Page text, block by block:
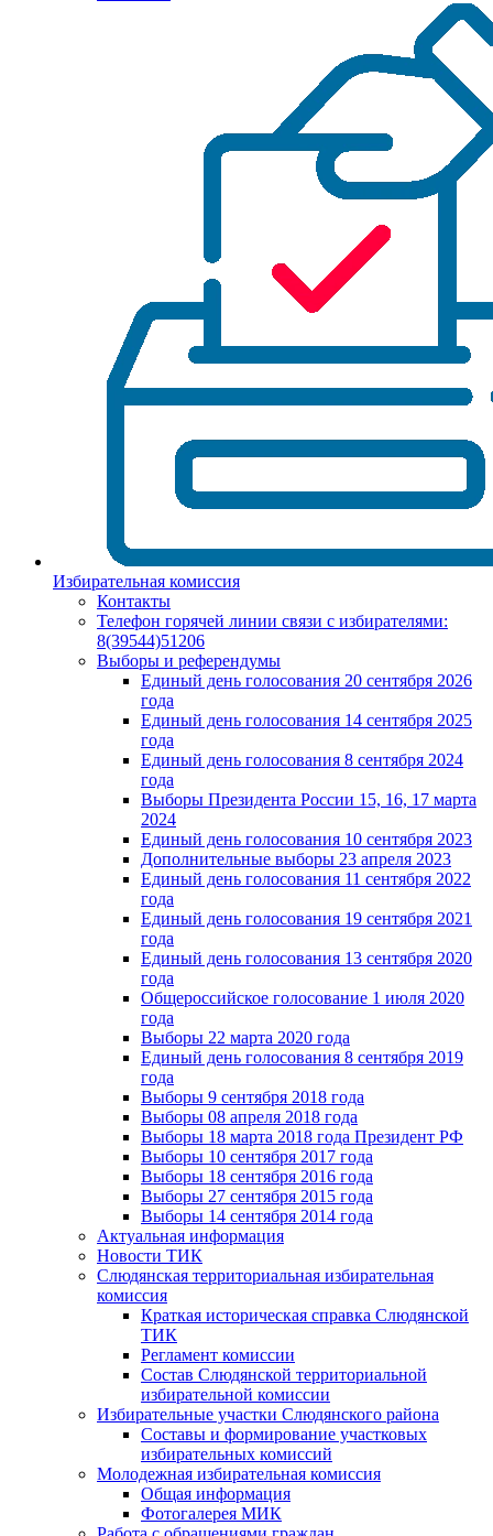
Избирательная комиссия
Контакты
Телефон горячей линии связи с избирателями:
8(39544)51206
Выборы и референдумы
Единый день голосования 20 сентября 2026
года
Единый день голосования 14 сентября 2025
года
Единый день голосования 8 сентября 2024
года
Выборы Президента России 15, 16, 17 марта
2024
Единый день голосования 10 сентября 2023
Дополнительные выборы 23 апреля 2023
Единый день голосования 11 сентября 2022
года
Единый день голосования 19 сентября 2021
года
Единый день голосования 13 сентября 2020
года
Общероссийское голосование 1 июля 2020
года
Выборы 22 марта 2020 года
Единый день голосования 8 сентября 2019
года
Выборы 9 сентября 2018 года
Выборы 08 апреля 2018 года
Выборы 18 марта 2018 года Президент РФ
Выборы 10 сентября 2017 года
Выборы 18 сентября 2016 года
Выборы 27 сентября 2015 года
Выборы 14 сентября 2014 года
Актуальная информация
Новости ТИК
Слюдянская территориальная избирательная
комиссия
Краткая историческая справка Слюдянской
ТИК
Регламент комиссии
Состав Слюдянской территориальной
избирательной комиссии
Избирательные участки Слюдянского района
Составы и формирование участковых
избирательных комиссий
Молодежная избирательная комиссия
Общая информация
Фотогалерея МИК